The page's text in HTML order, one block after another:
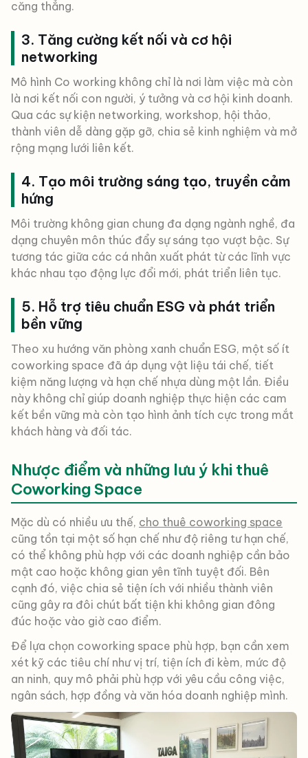
căng thẳng.
3. Tăng cường kết nối và cơ hội
networking
Mô hình Co working không chỉ là nơi làm việc mà còn
là nơi kết nối con người, ý tưởng và cơ hội kinh doanh.
Qua các sự kiện networking, workshop, hội thảo,
thành viên dễ dàng gặp gỡ, chia sẻ kinh nghiệm và mở
rộng mạng lưới liên kết.
4. Tạo môi trường sáng tạo, truyền cảm
hứng
Môi trường không gian chung đa dạng ngành nghề, đa
dạng chuyên môn thúc đẩy sự sáng tạo vượt bậc. Sự
tương tác giữa các cá nhân xuất phát từ các lĩnh vực
khác nhau tạo động lực đổi mới, phát triển liên tục.
5. Hỗ trợ tiêu chuẩn ESG và phát triển
bền vững
Theo xu hướng văn phòng xanh chuẩn ESG, một số ít
coworking space đã áp dụng vật liệu tái chế, tiết
kiệm năng lượng và hạn chế nhựa dùng một lần. Điều
này không chỉ giúp doanh nghiệp thực hiện các cam
kết bền vững mà còn tạo hình ảnh tích cực trong mắt
khách hàng và đối tác.
Nhược điểm và những lưu ý khi thuê
Coworking Space
Mặc dù có nhiều ưu thế, cho thuê coworking space
cũng tồn tại một số hạn chế như độ riêng tư hạn chế,
có thể không phù hợp với các doanh nghiệp cần bảo
mật cao hoặc không gian yên tĩnh tuyệt đối. Bên
cạnh đó, việc chia sẻ tiện ích với nhiều thành viên
cũng gây ra đôi chút bất tiện khi không gian đông
đúc hoặc vào giờ cao điểm.
Để lựa chọn coworking space phù hợp, bạn cần xem
xét kỹ các tiêu chí như vị trí, tiện ích đi kèm, mức độ
an ninh, quy mô phải phù hợp với yêu cầu công việc,
ngân sách, hợp đồng và văn hóa doanh nghiệp mình.